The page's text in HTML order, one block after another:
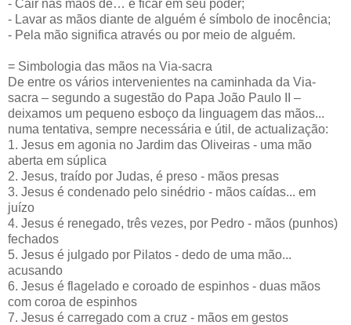
- Cair nas mãos de… é ficar em seu poder;
- Lavar as mãos diante de alguém é símbolo de inocência;
- Pela mão significa através ou por meio de alguém.
= Simbologia das mãos na Via-sacra
De entre os vários intervenientes na caminhada da Via-
sacra – segundo a sugestão do Papa João Paulo II –
deixamos um pequeno esboço da linguagem das mãos...
numa tentativa, sempre necessária e útil, de actualização:
1. Jesus em agonia no Jardim das Oliveiras - uma mão
aberta em súplica
2. Jesus, traído por Judas, é preso - mãos presas
3. Jesus é condenado pelo sinédrio - mãos caídas... em
juízo
4. Jesus é renegado, três vezes, por Pedro - mãos (punhos)
fechados
5. Jesus é julgado por Pilatos - dedo de uma mão...
acusando
6. Jesus é flagelado e coroado de espinhos - duas mãos
com coroa de espinhos
7. Jesus é carregado com a cruz - mãos em gestos